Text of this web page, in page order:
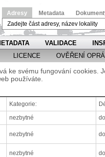
Adresy Metadata
VALIDACE
LICENCE OVĚŘENÍ
ke svému fungování cookies.
používáte.
Kategorie:
nezbytné
nezbytné
nezbytné